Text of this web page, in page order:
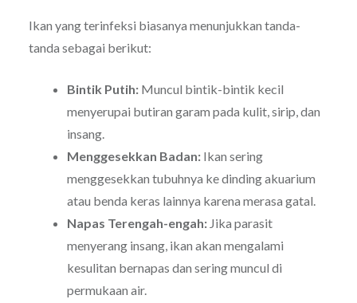
Ikan yang terinfeksi biasanya menunjukkan tanda-
tanda sebagai berikut:
Bintik Putih:Muncul bintik-bintik kecil
menyerupai butiran garam pada kulit, sirip, dan
insang.
Menggesekkan Badan:Ikan sering
menggesekkan tubuhnya ke dinding akuarium
atau benda keras lainnya karena merasa gatal.
Napas Terengah-engah:Jika parasit
menyerang insang, ikan akan mengalami
kesulitan bernapas dan sering muncul di
permukaan air.